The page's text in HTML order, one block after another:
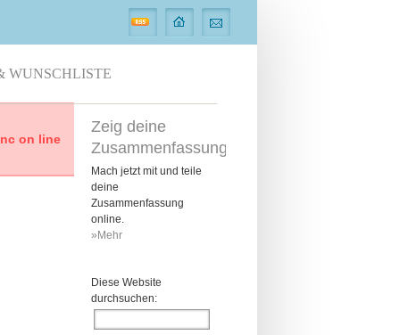
WUNSCHLISTE
on line
Zeig deine
Zusammenfassung
Mach jetzt mit und teile
deine
Zusammenfassung
online.
»Mehr
Diese Website
durchsuchen: